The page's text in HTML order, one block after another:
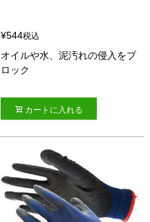
¥544税込
オイルや水、泥汚れの侵入をブ
ロック
カートに入れる